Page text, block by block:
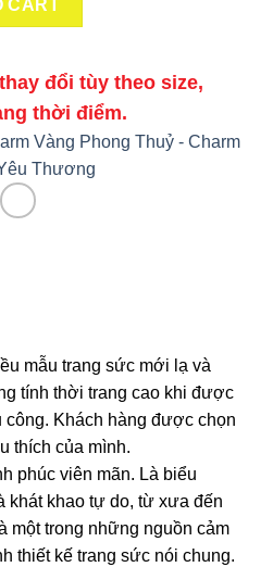
CART
đổi tùy theo size,
thời điểm.
Vàng Phong Thuỷ - Charm
Thương
mẫu trang sức mới lạ và
tính thời trang cao khi được
công. Khách hàng được chọn
thích của mình.
phúc viên mãn. Là biểu
khao tự do, từ xưa đến
một trong những nguồn cảm
thiết kế trang sức nói chung.